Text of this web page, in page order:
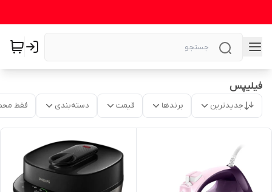
فیلیپس
جدیدترین برندها قیمت دسته‌بندی فقط